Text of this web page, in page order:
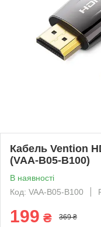
Кабель Vention
(VAA-B05-B100)
В наявності
Код: VAA-B05-B100
199 ₴ 369 ₴